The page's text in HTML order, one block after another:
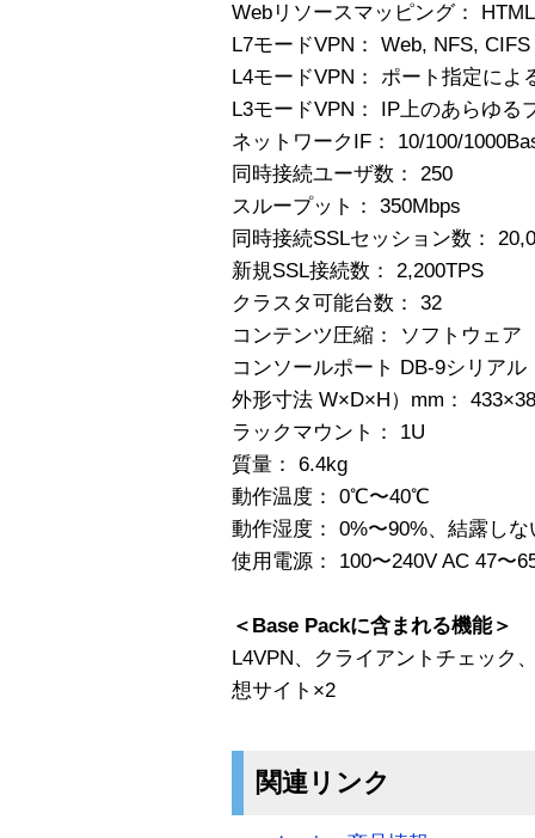
Webリソースマッピング：
L7モードVPN： Web, NFS, CIFS
L4モードVPN： ポート指定によ
L3モードVPN： IP上のあらゆる
ネットワークIF： 10/100/
同時接続ユーザ数： 250
スループット： 350Mbps
同時接続SSLセッション数：
新規SSL接続数： 2,200TPS
クラスタ可能台数： 32
コンテンツ圧縮： ソフトウェア
コンソールポート DB-9シリアル
外形寸法 W×D×H）mm：
ラックマウント： 1U
質量： 6.4kg
動作温度： 0℃〜40℃
動作湿度： 0%〜90%、結露しな
使用電源： 100〜240V AC 47〜
＜Base Packに含まれる機能＞
L4VPN、クライアントチェック
想サイト×2
関連リンク